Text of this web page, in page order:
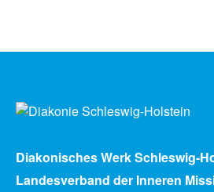
Diakonisches Werk Schleswig-
Landesverband der Inneren